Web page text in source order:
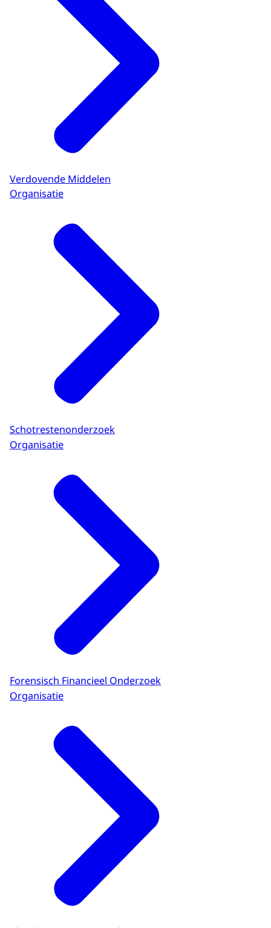
Verdovende Middelen
Organisatie
Schotrestenonderzoek
Organisatie
Forensisch Financieel Onderzoek
Organisatie